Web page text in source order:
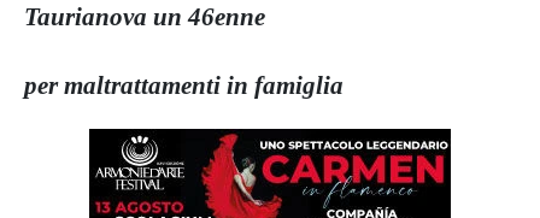
Taurianova un 46enne
per maltrattamenti in famiglia